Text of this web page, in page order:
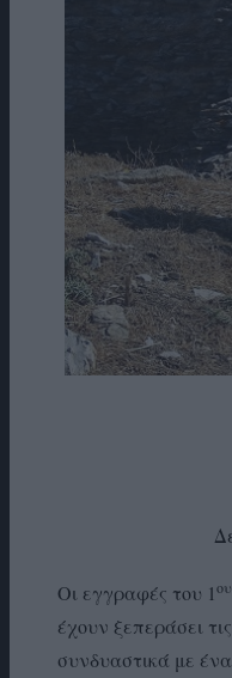
Οι εγγραφές του 1ου
έχουν ξεπεράσει
συνδυαστικά με